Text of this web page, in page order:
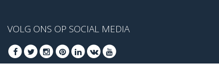
VOLG ONS OP SOCIAL MEDIA